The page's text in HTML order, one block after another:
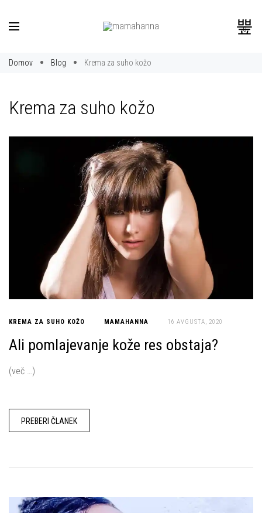
0
Domov Blog Krema za suho kožo
Krema za suho kožo
KREMA ZA SUHO KOŽO MAMAHANNA 16 AVGUSTA, 2020
Ali pomlajevanje kože res obstaja?
(več …)
PREBERI ČLANEK